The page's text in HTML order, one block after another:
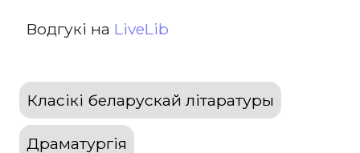
Водгукі на LiveLib
Класікі беларускай літаратуры
Драматургія